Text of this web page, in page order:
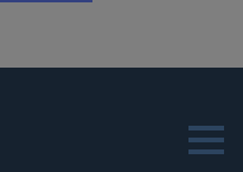
Menu